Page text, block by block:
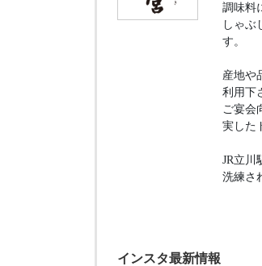
調味料
しゃぶ
す。
産地や
利用下
ご宴会
実した
JR立川
洗練さ
インスタ最新情報